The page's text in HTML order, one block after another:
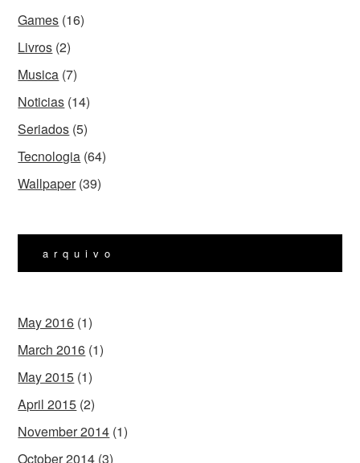
Games (16)
Livros (2)
Musica (7)
Noticias (14)
Seriados (5)
Tecnologia (64)
Wallpaper(39)
arquivo
May 2016 (1)
March 2016 (1)
May 2015 (1)
April 2015 (2)
November 2014 (1)
October 2014 (3)